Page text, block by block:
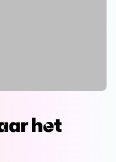
Download
het